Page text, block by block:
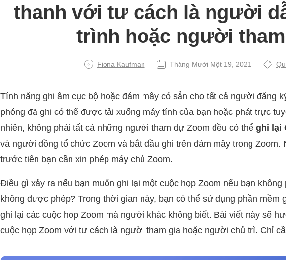
thanh với tư cách là người
trình hoặc người
Fiona Kaufman Tháng Mười Một 19, 2021
Tính năng ghi âm cục bộ hoặc đám mây có sẵn cho tất cả người đăng
phóng đã ghi có thể được tải xuống máy tính của bạn hoặc phát trực
nhiên, không phải tất cả những người tham dự Zoom đều có thể ghi lại
và người đồng tổ chức Zoom và bắt đầu ghi trên đám mây trong Zoom.
trước tiên bạn cần xin phép máy chủ Zoom.
Điều gì xảy ra nếu bạn muốn ghi lại một cuộc họp Zoom nếu bạn
không được phép? Trong thời gian này, bạn có thể sử dụng phần mềm
ghi lại các cuộc họp Zoom mà người khác không biết. Bài viết này sẽ
cuộc họp Zoom với tư cách là người tham gia hoặc người chủ trì. Chỉ